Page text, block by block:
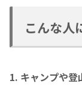
こんな人
1. キャンプや